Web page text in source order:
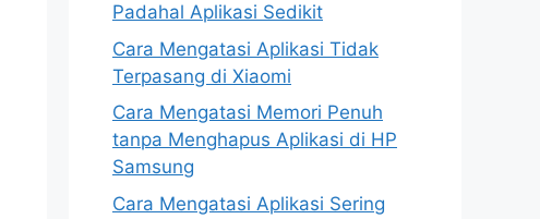
Padahal Aplikasi Sedikit
Cara Mengatasi Aplikasi Tidak
Terpasang di Xiaomi
Cara Mengatasi Memori Penuh
tanpa Menghapus Aplikasi di HP
Samsung
Cara Mengatasi Aplikasi Sering